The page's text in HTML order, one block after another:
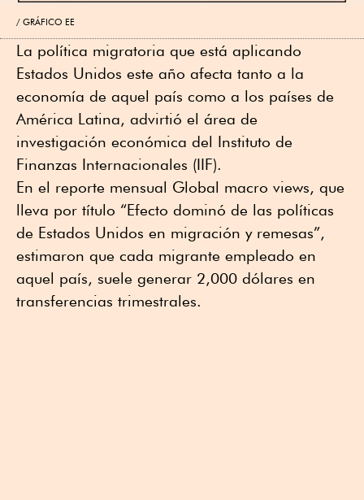
GRÁFICO EE
La política migratoria que está aplicando
Estados Unidos este año afecta tanto a la
economía de aquel país como a los países de
América Latina, advirtió el área de
investigación económica del Instituto de
Finanzas Internacionales (IIF).
En el reporte mensual Global macro views, que
lleva por título “Efecto dominó de las políticas
de Estados Unidos en migración y remesas”,
estimaron que cada migrante empleado en
aquel país, suele generar 2,000 dólares en
transferencias trimestrales.